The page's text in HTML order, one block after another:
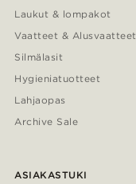
Laukut & lompakot
Vaatteet & Alusvaatteet
Silmälasit
Hygieniatuotteet
Lahjaopas
Archive Sale
ASIAKASTUKI